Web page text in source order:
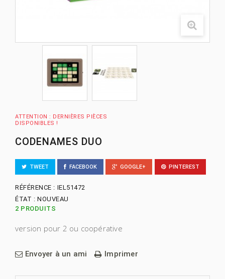
ATTENTION : DERNIÈRES PIÈCES
DISPONIBLES !
CODENAMES DUO
TWEET FACEBOOK GOOGLE+ PINTEREST
RÉFÉRENCE : IEL51472
ÉTAT : NOUVEAU
2 PRODUITS
version pour 2 ou coopérative
Envoyer à un ami Imprimer